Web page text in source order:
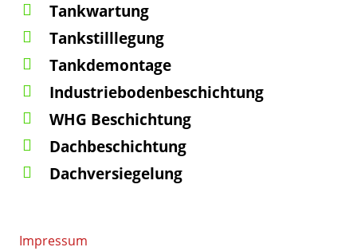
Tankwartung
Tankstilllegung
Tankdemontage
Industriebodenbeschichtung
WHG Beschichtung
Dachbeschichtung
Dachversiegelung
Impressum